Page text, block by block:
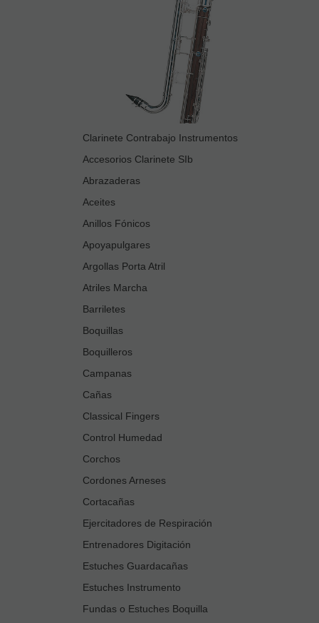
Clarinete Contrabajo Instrumentos
Accesorios Clarinete SIb
Abrazaderas
Aceites
Anillos Fónicos
Apoyapulgares
Argollas Porta Atril
Atriles Marcha
Barriletes
Boquillas
Boquilleros
Campanas
Cañas
Classical Fingers
Control Humedad
Corchos
Cordones Arneses
Cortacañas
Ejercitadores de Respiración
Entrenadores Digitación
Estuches Guardacañas
Estuches Instrumento
Fundas o Estuches Boquilla